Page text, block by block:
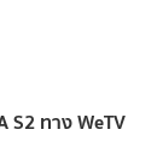
S2 ทาง WeTV